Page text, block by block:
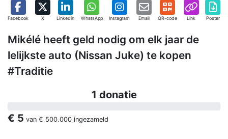
Facebook X Linkedin WhatsApp Instagram Email QR-code Link Poster
Mikélé heeft geld nodig om elk jaar de
lelijkste auto (Nissan Juke) te kopen
#Traditie
1 donatie
€ 5 van € 500.000 ingezameld